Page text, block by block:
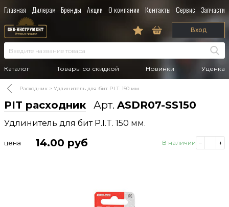
Главная Дилерам Бренды Акции О компании Контакты Сервис Запчасти
Каталог Товары со скидкой Новинки Уценка
Вход
Расходник Удлинитель для бит P.I.T. 150 мм.
PIT расходник Арт. ASDR07-SS150
Удлинитель для бит P.I.T. 150 мм.
цена 14.00 руб В наличии